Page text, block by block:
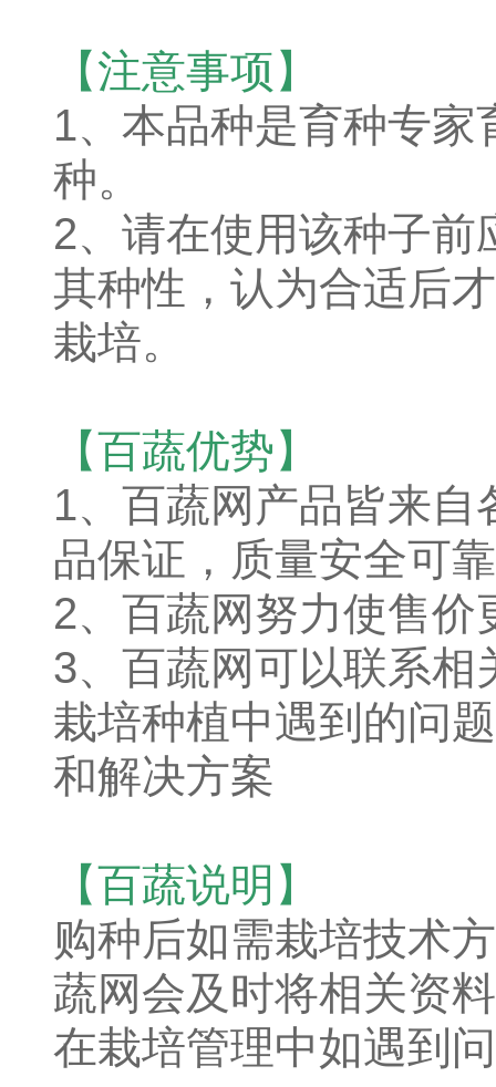
【注意事项】
1、本品种是育种专
种。
2、请在使用该种子
其种性，认为合适后
栽培。
【百蔬优势】
1、 百蔬网产品皆来自
品保证，质量安全可靠
2、百蔬网努力使售
3、百蔬网可以联系
栽培种植中遇到的问
和解决方案
【百蔬说明】
购种后如需栽培技术
蔬网会及时将相关资
在栽培管理中如遇到